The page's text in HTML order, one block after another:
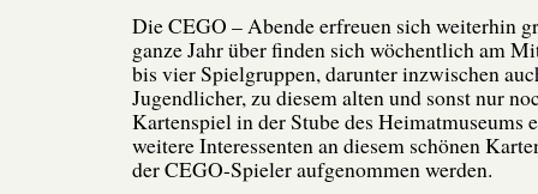
Die CEGO – Abende erfreuen sich weiterhin
ganze Jahr über finden sich wöchentlich am
bis vier Spielgruppen, darunter inzwischen
Jugendlicher, zu diesem alten und sonst nur
Kartenspiel in der Stube des Heimatmuseums
weitere Interessenten an diesem schönen
der CEGO-Spieler aufgenommen werden.